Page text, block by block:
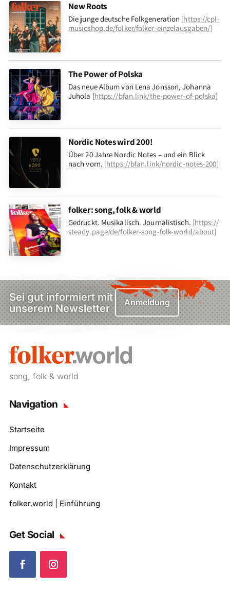
New Roots
Die junge deutsche Folkgeneration [https://cpl-
musicshop.de/folker/folker-einzelausgaben/]
The Power of Polska
Das neue Album von Lena Jonsson, Johanna
Juhola [https://bfan.link/the-power-of-polska]
Nordic Notes wird 200!
Über 20 Jahre Nordic Notes – und ein Blick
nach vorn. [https://bfan.link/nordic-notes-200]
folker: song, folk & world
Gedruckt. Musikalisch. Journalistisch. [https://
steady.page/de/folker-song-folk-world/about]
Sei gut informiert mit
unserem Newsletter
Anmeldung
song, folk & world
Navigation
Startseite
Impressum
Datenschutzerklärung
Kontakt
folker.world | Einführung
Get Social